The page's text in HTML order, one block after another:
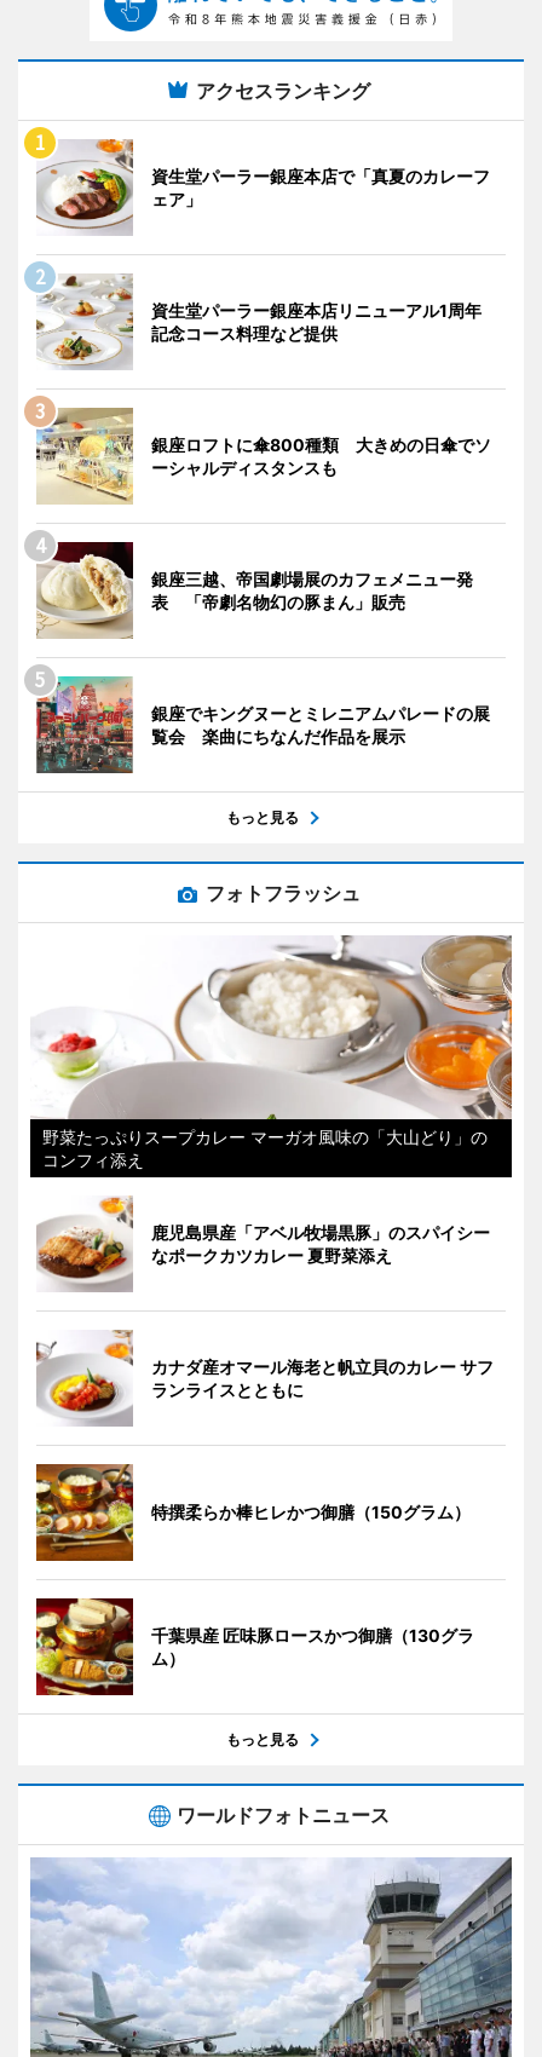
アクセスランキング
資生堂パーラー銀座本店で「真夏のカレーフ
ェア」
資生堂パーラー銀座本店リニューアル1周年
記念コース料理など提供
銀座ロフトに傘800種類 大きめの日傘でソ
ーシャルディスタンスも
銀座三越、帝国劇場展のカフェメニュー発
表 「帝劇名物幻の豚まん」販売
銀座でキングヌーとミレニアムパレードの展
覧会 楽曲にちなんだ作品を展示
もっと見る
フォトフラッシュ
野菜たっぷりスープカレー マーガオ風味の「大山どり」の
コンフィ添え
鹿児島県産「アベル牧場黒豚」のスパイシー
なポークカツカレー 夏野菜添え
カナダ産オマール海老と帆立貝のカレー サフ
ランライスとともに
特撰柔らか棒ヒレかつ御膳（150グラム）
千葉県産 匠味豚ロースかつ御膳（130グラ
ム）
もっと見る
ワールドフォトニュース